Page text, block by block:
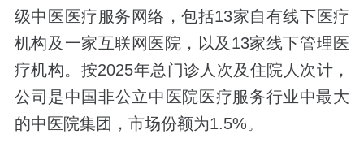
级中医医疗服务网络，包括13家自有线下医疗
机构及一家互联网医院，以及13家线下管理医
疗机构。按2025年总门诊人次及住院人次计，
公司是中国非公立中医院医疗服务行业中最大
的中医院集团，市场份额为1.5%。